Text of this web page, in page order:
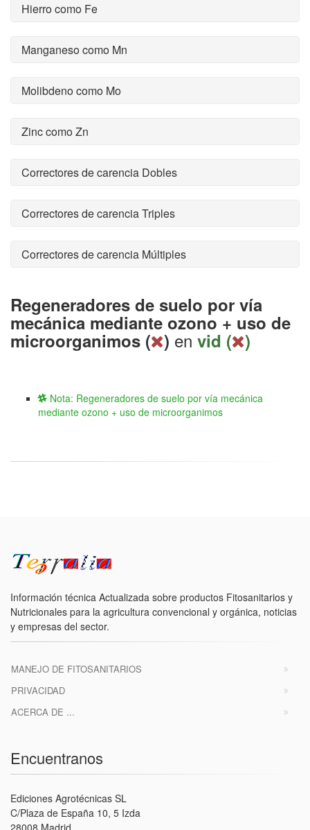
Hierro como Fe
Manganeso como Mn
Molibdeno como Mo
Zinc como Zn
Correctores de carencia Dobles
Correctores de carencia Triples
Correctores de carencia Múltiples
Regeneradores de suelo por vía
mecánica mediante ozono + uso de
microorganimos ( ) en vid ( )
Nota: Regeneradores de suelo por vía mecánica
mediante ozono + uso de microorganimos
Información técnica Actualizada sobre productos Fitosanitarios y
Nutricionales para la agricultura convencional y orgánica, noticias
y empresas del sector.
MANEJO DE FITOSANITARIOS
PRIVACIDAD
ACERCA DE ...
Encuentranos
Ediciones Agrotécnicas SL
C/Plaza de España 10, 5 Izda
28008 Madrid